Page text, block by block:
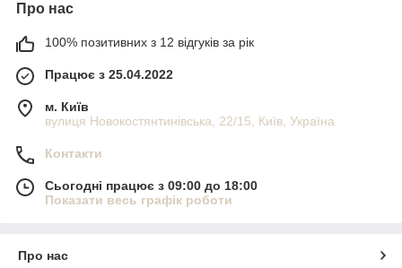
Про нас
100% позитивних з 12 відгуків за рік
Працює з 25.04.2022
м. Київ
вулиця Новокостянтинівська, 22/15, Київ, Україна
Контакти
Сьогодні працює з 09:00 до 18:00
Показати весь графік роботи
Про нас